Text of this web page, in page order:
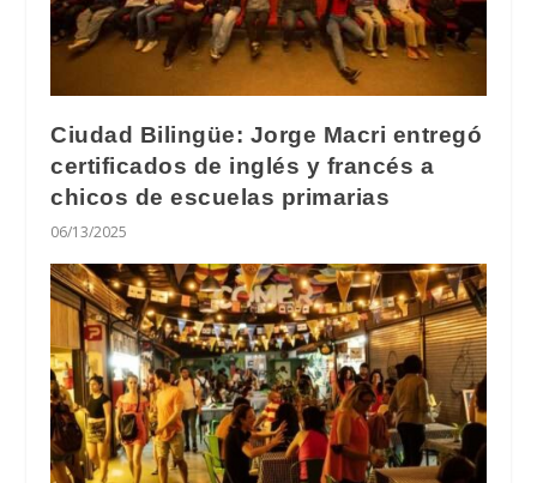
Ciudad Bilingüe: Jorge Macri entregó
certificados de inglés y francés a
chicos de escuelas primarias
06/13/2025